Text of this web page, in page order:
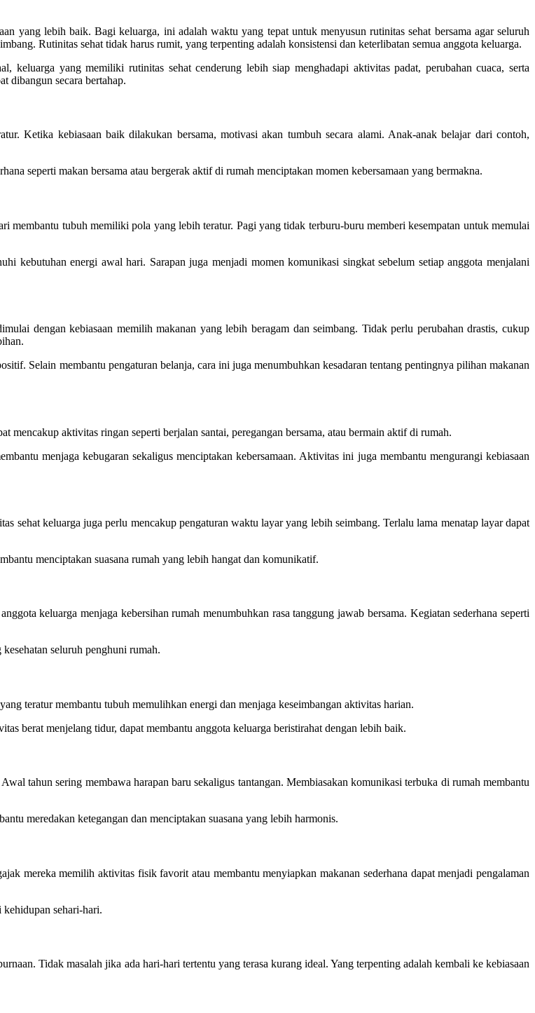
yang lebih baik. Bagi keluarga, ini adalah waktu yang tepat untuk menyusun rutinitas sehat bersama agar seluruh
Rutinitas sehat tidak harus rumit, yang terpenting adalah konsistensi dan keterlibatan semua anggota keluarga.
keluarga yang memiliki rutinitas sehat cenderung lebih siap menghadapi aktivitas padat, perubahan cuaca, serta
dibangun secara bertahap.
Ketika kebiasaan baik dilakukan bersama, motivasi akan tumbuh secara alami. Anak-anak belajar dari contoh,
seperti makan bersama atau bergerak aktif di rumah menciptakan momen kebersamaan yang bermakna.
membantu tubuh memiliki pola yang lebih teratur. Pagi yang tidak terburu-buru memberi kesempatan untuk memulai
kebutuhan energi awal hari. Sarapan juga menjadi momen komunikasi singkat sebelum setiap anggota menjalani
dengan kebiasaan memilih makanan yang lebih beragam dan seimbang. Tidak perlu perubahan drastis, cukup
Selain membantu pengaturan belanja, cara ini juga menumbuhkan kesadaran tentang pentingnya pilihan makanan
aktivitas ringan seperti berjalan santai, peregangan bersama, atau bermain aktif di rumah.
menjaga kebugaran sekaligus menciptakan kebersamaan. Aktivitas ini juga membantu mengurangi kebiasaan
sehat keluarga juga perlu mencakup pengaturan waktu layar yang lebih seimbang. Terlalu lama menatap layar dapat
menciptakan suasana rumah yang lebih hangat dan komunikatif.
keluarga menjaga kebersihan rumah menumbuhkan rasa tanggung jawab bersama. Kegiatan sederhana seperti
seluruh penghuni rumah.
teratur membantu tubuh memulihkan energi dan menjaga keseimbangan aktivitas harian.
berat menjelang tidur, dapat membantu anggota keluarga beristirahat dengan lebih baik.
tahun sering membawa harapan baru sekaligus tantangan. Membiasakan komunikasi terbuka di rumah membantu
meredakan ketegangan dan menciptakan suasana yang lebih harmonis.
mereka memilih aktivitas fisik favorit atau membantu menyiapkan makanan sederhana dapat menjadi pengalaman
sehari-hari.
Tidak masalah jika ada hari-hari tertentu yang terasa kurang ideal. Yang terpenting adalah kembali ke kebiasaan